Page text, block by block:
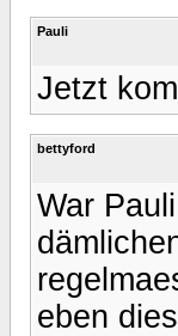
Pauli
Jetzt
bettyford
War
eben